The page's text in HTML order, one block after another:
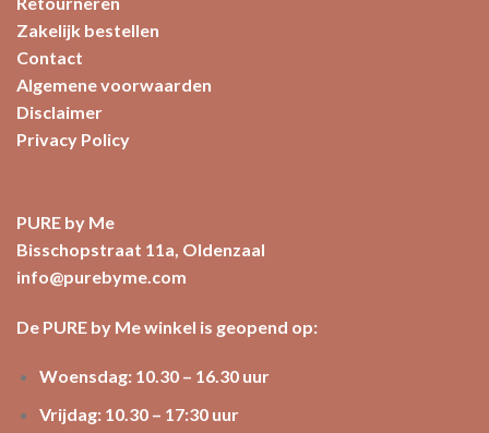
Zakelijk bestellen
Contact
Algemene voorwaarden
Disclaimer
Privacy Policy
PURE by Me
Bisschopstraat 11a, Oldenzaal
info@purebyme.com
De PURE by Me winkel is geopend op:
Woensdag: 10.30 – 16.30 uur
Vrijdag: 10.30 – 17:30 uur